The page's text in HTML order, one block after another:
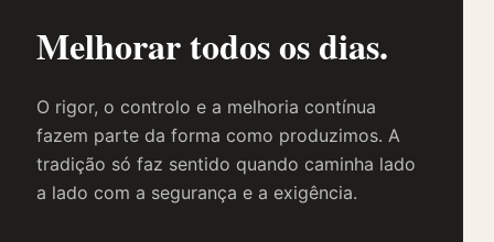
Melhorar todos os dias.
O rigor, o controlo e a melhoria contínua
fazem parte da forma como produzimos. A
tradição só faz sentido quando caminha lado
a lado com a segurança e a exigência.